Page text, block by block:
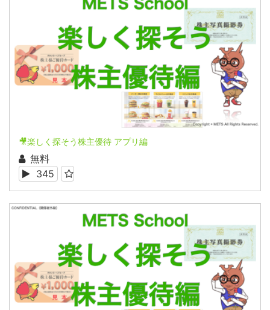
🎥楽しく探そう株主優待 アプリ編
無料
345